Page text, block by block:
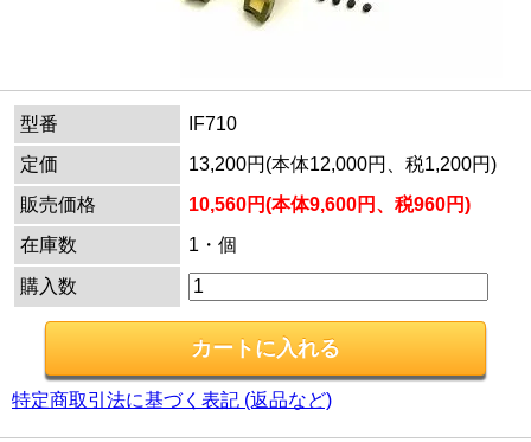
型番
IF710
定価
13,200円(本体12,000円、税1,200円)
販売価格
10,560円(本体9,600円、税960円)
在庫数
1・個
購入数
特定商取引法に基づく表記 (返品など)